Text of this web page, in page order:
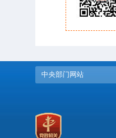
中央部门网站